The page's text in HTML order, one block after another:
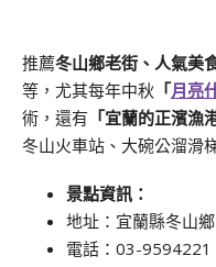
推薦冬山鄉老街、人氣美
等，尤其每年中秋 「月亮
術，還有 「宜蘭的正濱漁
冬山火車站、大碗公溜滑
景點資訊：
地址：宜蘭縣冬山
電話：03-9594221